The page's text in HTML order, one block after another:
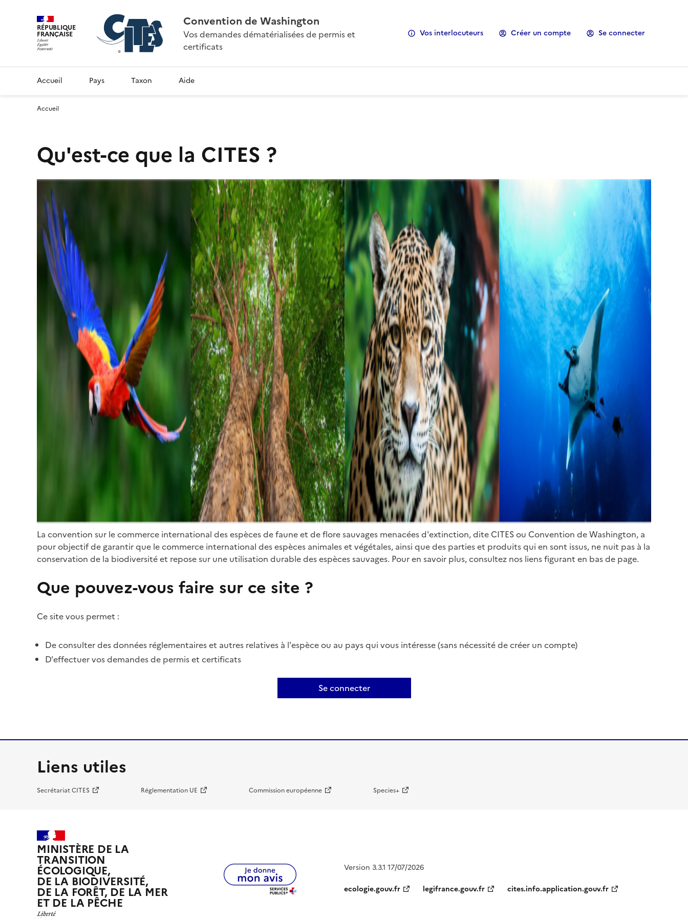
RÉPUBLIQUE
FRANÇAISE
Convention de Washington
Vos demandes dématérialisées de permis et
certificats
Vos interlocuteurs Créer un compte Se connecter
Accueil Pays Taxon Aide
Accueil
Qu'est-ce que la CITES ?
La convention sur le commerce international des espèces de faune et de flore sauvages menacées d'extinction, dite CITES ou Convention de Washington, a
pour objectif de garantir que le commerce international des espèces animales et végétales, ainsi que des parties et produits qui en sont issus, ne nuit pas à la
conservation de la biodiversité et repose sur une utilisation durable des espèces sauvages. Pour en savoir plus, consultez nos liens figurant en bas de page.
Que pouvez-vous faire sur ce site ?
Ce site vous permet :
De consulter des données réglementaires et autres relatives à l'espèce ou au pays qui vous intéresse (sans nécessité de créer un compte)
D'effectuer vos demandes de permis et certificats
Se connecter
Liens utiles
Secrétariat CITES Réglementation UE Commission européenne Species+
MINISTÈRE DE LA
TRANSITION
ÉCOLOGIQUE,
DE LA BIODIVERSITÉ,
DE LA FORÊT, DE LA MER
ET DE LA PÊCHE
Version 3.3.1 17/07/2026
ecologie.gouv.fr
legifrance.gouv.fr cites.info.application.gouv.fr